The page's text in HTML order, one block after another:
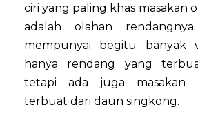
ciri yang paling khas masakan
adalah olahan
mempunyai begitu banyak
hanya rendang yang
tetapi ada juga masakan
terbuat dari daun singkong.